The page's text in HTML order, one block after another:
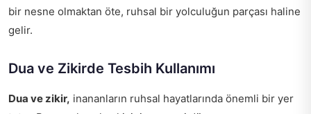
bir nesne olmaktan öte, ruhsal bir yolculuğun parçası haline
gelir.
Dua ve Zikirde Tesbih Kullanımı
Dua ve zikir, inananların ruhsal hayatlarında önemli bir yer